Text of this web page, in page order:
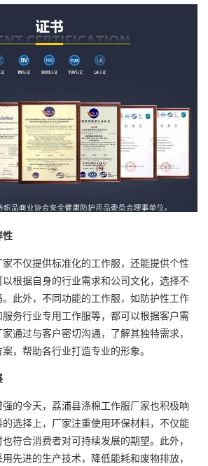
性
不仅提供标准化的工作服，还能提供个性
根据自身的行业需求和公司文化，选择不
此外，不同功能的工作服，如防护性工作
务行业专用工作服等，都可以根据客户需
通过与客户密切沟通，了解其独特需求，
，帮助各行业打造专业的形象。
的今天，荔浦县涤棉工作服厂家也积极响
选择上，厂家注重使用环保材料，不仅能
符合消费者对可持续发展的期望。此外，
先进的生产技术，降低能耗和废物排放，